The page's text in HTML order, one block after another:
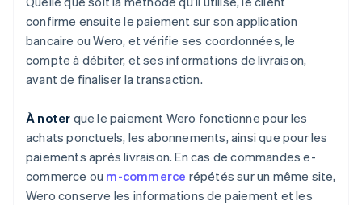
confirme ensuite le paiement sur son application
bancaire ou Wero, et vérifie ses coordonnées, le
compte à débiter, et ses informations de livraison,
avant de finaliser la transaction.
À noter que le paiement Wero fonctionne pour les
achats ponctuels, les abonnements, ainsi que pour les
paiements après livraison. En cas de commandes e-
commerce ou m-commerce répétés sur un même site,
Wero conserve les informations de paiement et les